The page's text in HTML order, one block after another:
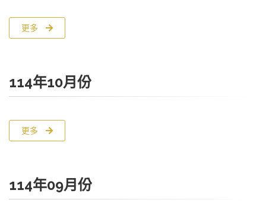
更多
114年10月份
更多
114年09月份